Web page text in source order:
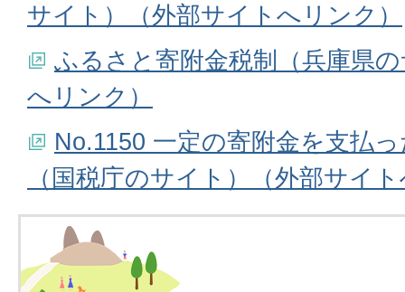
サイト）（外部サイトへリンク）
ふるさと寄附金税制（兵庫県
へリンク）
No.1150 一定の寄附金を支払
（国税庁のサイト）（外部サイ